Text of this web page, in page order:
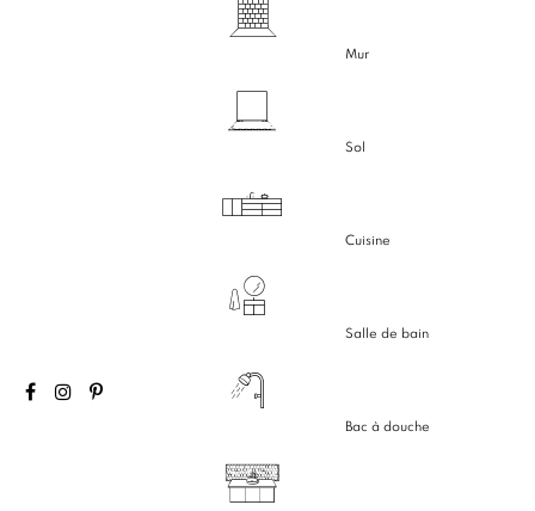
Mur
Sol
Cuisine
Salle de bain
Bac à douche